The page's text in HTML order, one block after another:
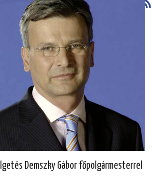
Demszky Gábor főpolgármesterrel